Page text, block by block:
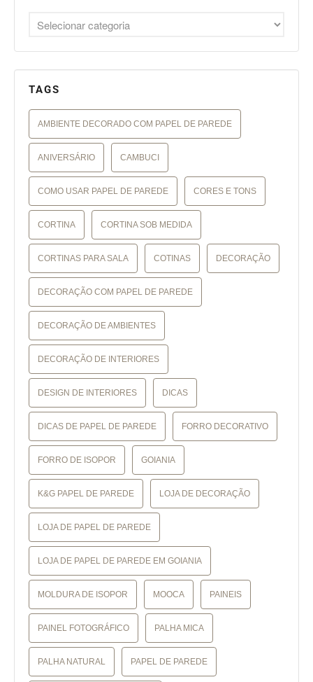
TAGS
AMBIENTE DECORADO COM PAPEL DE PAREDE
ANIVERSÁRIO CAMBUCI
COMO USAR PAPEL DE PAREDE CORES E TONS
CORTINA CORTINA SOB MEDIDA
CORTINAS PARA SALA COTINAS DECORAÇÃO
DECORAÇÃO COM PAPEL DE PAREDE
DECORAÇÃO DE AMBIENTES
DECORAÇÃO DE INTERIORES
DESIGN DE INTERIORES DICAS
DICAS DE PAPEL DE PAREDE FORRO DECORATIVO
FORRO DE ISOPOR GOIANIA
K&G PAPEL DE PAREDE LOJA DE DECORAÇÃO
LOJA DE PAPEL DE PAREDE
LOJA DE PAPEL DE PAREDE EM GOIANIA
MOLDURA DE ISOPOR MOOCA PAINEIS
PAINEL FOTOGRÁFICO PALHA MICA
PALHA NATURAL PAPEL DE PAREDE